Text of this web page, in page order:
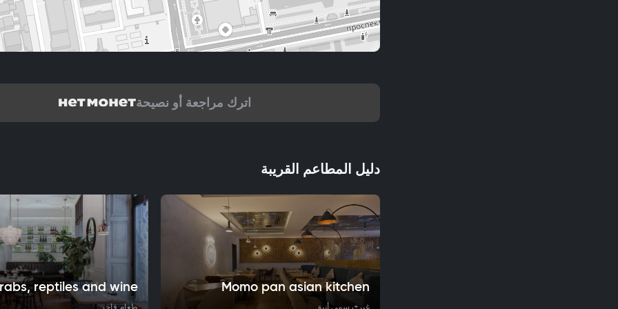
اترك مراجعة أو نصيحة
دليل المطاعم القريبة
Momo pan asian kitchen
غير+رسمي أنيق
reptiles and wine
طعام فاخر